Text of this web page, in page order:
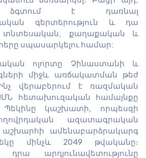
ձգտում է դառնալ
գերտերություն և դա
տնտեսական, քաղաքական և
սպասարկելու համար:
ոլորտը Չինաստանի և
միջև առճակատման թեժ
վերաբերում է ռազմական
հետախուզական համայնքը
կաշխատի, որպեսզի
ազատագրական
ամենաբարձրակարգ
մինչև 2049 թվականը։
դրա արդյունավետությունը